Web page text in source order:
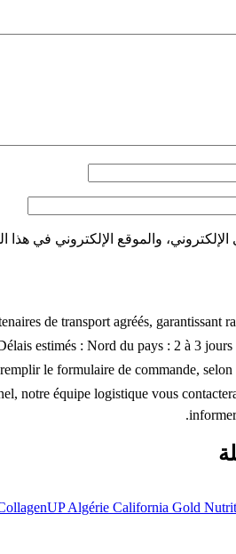
والموقع الإلكتروني في هذا
de transport agréés, garantissant
estimés : Nord du pays : 2 à 3 jours
le formulaire de commande,
notre équipe logistique vous